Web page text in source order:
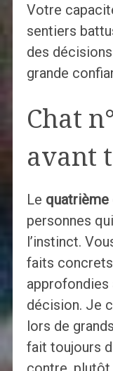
Votre
sentiers
des
grande
Chat
avant
Le quatrième
personnes
l’instinct.
faits
approfondies
décision. Je
lors de
fait toujours